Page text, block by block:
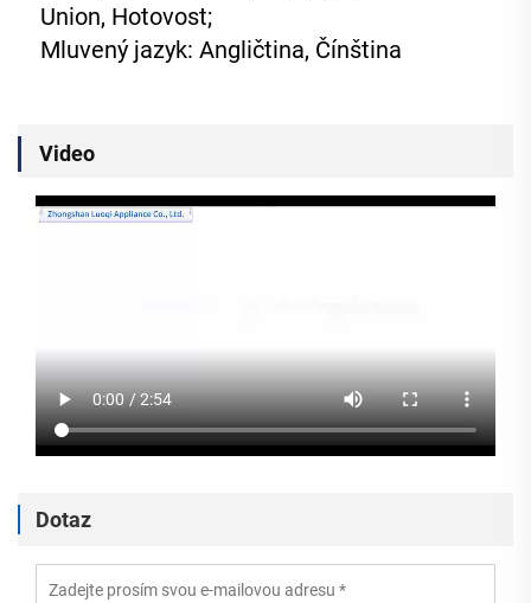
Union, Hotovost;
Mluvený jazyk: Angličtina, Čínština
Video
Dotaz